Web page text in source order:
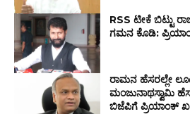
RSS ಟೀಕೆ ಬಿಟ್ಟು
ಗಮನ ಕೊಡಿ:
ರಾಮನ ಹೆಸರಲ್ಲೇ
ಮಂಜುನಾಥಸ್ವಾಮಿ
ಬಿಜೆಪಿಗೆ ಪ್ರಿಯಾಂಕ್